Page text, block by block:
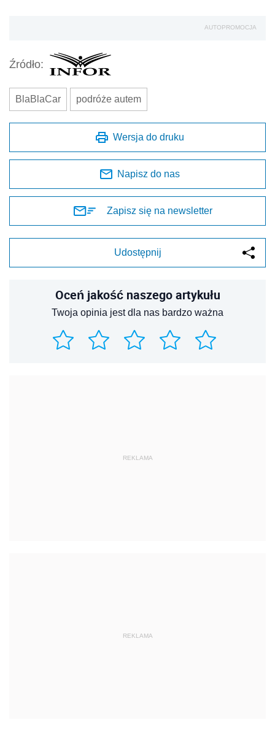
AUTOPROMOCJA
Źródło:
BlaBlaCar podróże autem
Wersja do druku
Napisz do nas
Zapisz się na newsletter
Udostępnij
Oceń jakość naszego artykułu
Twoja opinia jest dla nas bardzo ważna
REKLAMA
REKLAMA